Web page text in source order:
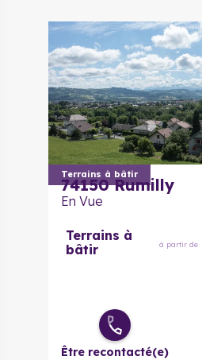
Terrains à bâtir
74150 Rumilly
En Vue
Terrains à
bâtir
à partir de
Être recontacté(e)